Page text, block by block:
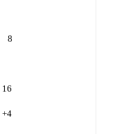
8
16
+4